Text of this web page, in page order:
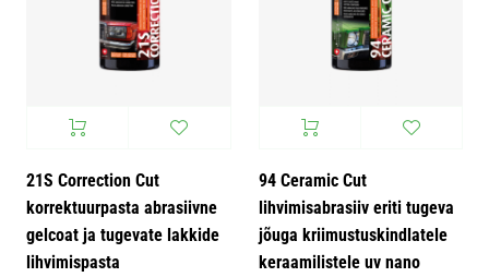
21S Correction Cut
korrektuurpasta abrasiivne
gelcoat ja tugevate lakkide
lihvimispasta
94 Ceramic Cut
lihvimisabrasiiv eriti tugeva
jõuga kriimustuskindlatele
keraamilistele uv nano